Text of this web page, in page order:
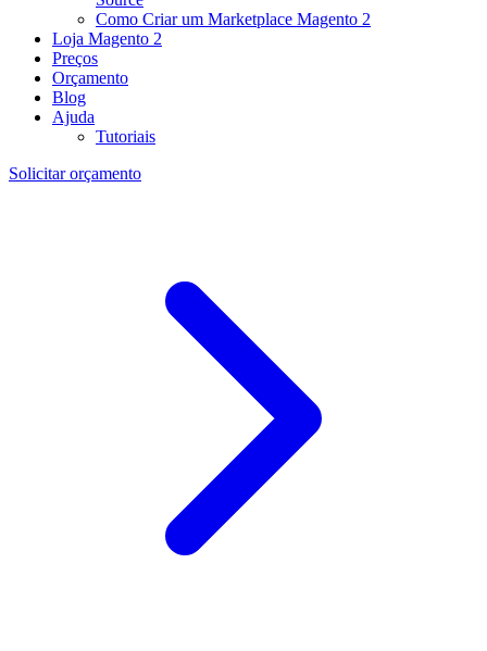
Como Criar um Marketplace Magento 2
Loja Magento 2
Preços
Orçamento
Blog
Ajuda
Tutoriais
Solicitar orçamento